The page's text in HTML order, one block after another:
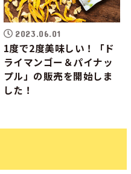
2023.06.01
1度で2度美味しい！「ド
ライマンゴー＆パイナッ
プル」の販売を開始しま
した！